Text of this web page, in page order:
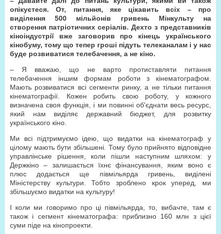
опікуєтеся. От, питання, яке цікавить всіх – про
виділення 500 мільйонів гривень Мінкульту на
створення патріотичних серіалів. Дехто з представників
кіноіндустрії вже заговорив про кінець українського
кінобуму, тому що тепер гроші підуть телеканалам і у нас
буде розвиватися телебачення, а не кіно.
– Я вважаю, що не варто протиставляти питання
телебачення іншим формам роботи з кінематографом.
Мають розвиватися всі сегменти ринку, а не тільки питання
кінематографії. Кожен робить свою роботу, у кожного
визначена своя функція, і ми повинні об'єднати весь ресурс,
який нам виділяє державний бюджет, для розвитку
українського кіно.
Ми всі підтримуємо ідею, що видатки на кінематограф у
цілому мають бути збільшені. Тому було прийнято відповідне
управлінське рішення, коли пішли наступним шляхом: у
Держкіно – залишається їхнє фінансування, яким воно є
плюс додається ще півмільярда гривень, виділені
Міністерству культури. Тобто зроблено крок уперед, ми
збільшуємо видатки на культуру!
І коли ми говоримо про ці півмільярда, то, вибачте, там є
також і сегмент кінематографа: приблизно 160 млн з цієї
суми піде на кінопроекти.